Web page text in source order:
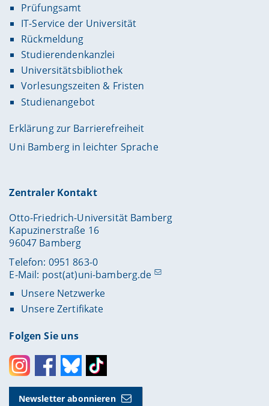
Prüfungsamt
IT-Service der Universität
Rückmeldung
Studierendenkanzlei
Universitätsbibliothek
Vorlesungszeiten & Fristen
Studienangebot
Erklärung zur Barrierefreiheit
Uni Bamberg in leichter Sprache
Zentraler Kontakt
Otto-Friedrich-Universität Bamberg
Kapuzinerstraße 16
96047 Bamberg
Telefon: 0951 863-0
E-Mail: post(at)uni-bamberg.de
Unsere Netzwerke
Unsere Zertifikate
Folgen Sie uns
InstagramFacebookBlueskyToktok
Newsletter abonnieren